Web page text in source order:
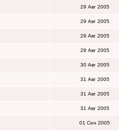
29 Авг 2005
29 Авг 2005
29 Авг 2005
29 Авг 2005
30 Авг 2005
31 Авг 2005
31 Авг 2005
31 Авг 2005
01 Сен 2005